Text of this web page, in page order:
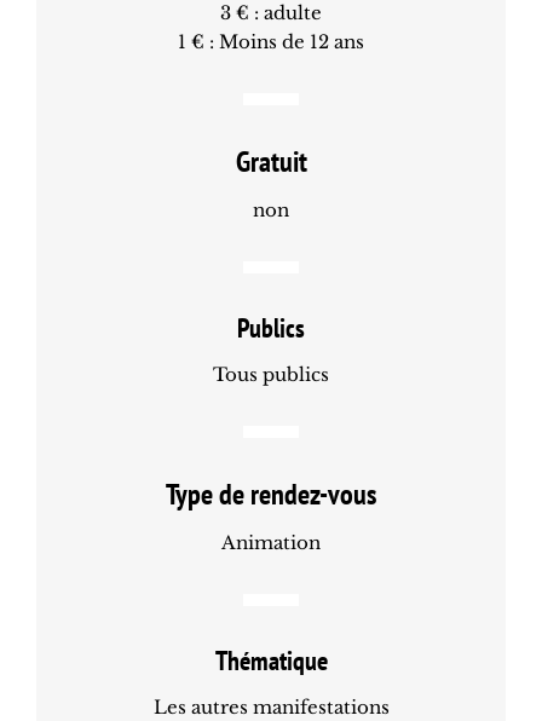
3 € : adulte
1 € : Moins de 12 ans
Gratuit
non
Publics
Tous publics
Type de rendez-vous
Animation
Thématique
Les autres manifestations